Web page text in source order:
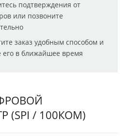
подтверждения от
или позвоните
заказ удобным способом и
его в ближайшее время
(SPI / 100КОМ)